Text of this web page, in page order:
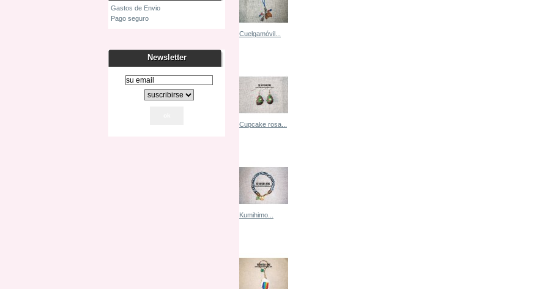
Gastos de Envio
Pago seguro
Newsletter
Cuelgamóvil...
Cupcake rosa...
Kumihimo...